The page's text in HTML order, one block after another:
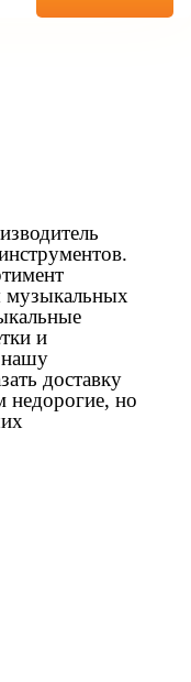
музыкальных
и
доставку
недорогие, но